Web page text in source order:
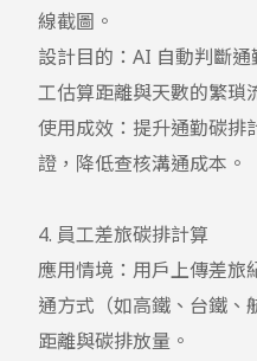
線截圖。
設計目的：AI 自動判斷
工估算距離與天數的繁瑣
使用成效：提升通勤碳排
證，降低查核溝通成本。
4. 員工差旅碳排計算
應用情境：用戶上傳差旅
通方式（如高鐵、台鐵、
距離與碳排放量。